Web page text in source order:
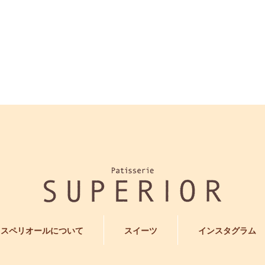
スペリオールについて スイーツ インスタグラム